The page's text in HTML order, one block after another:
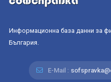
Информационна база данни за
България.
E-Mail :